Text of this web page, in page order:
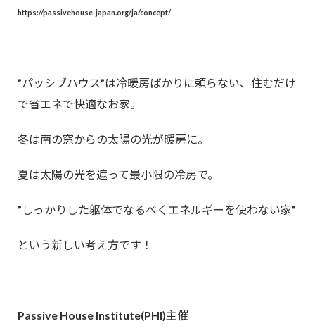
https://passivehouse-japan.org/ja/concept/
”パッシブハウス”は冷暖房ばかりに頼らない、住むだけ
で省エネで快適なお家。
冬は南の窓からの太陽の光が暖房に。
夏は太陽の光を遮って最小限の冷房で。
”しっかりした躯体でなるべくエネルギーを使わない家”
という新しい考え方です！
Passive House Institute(PHI)主催